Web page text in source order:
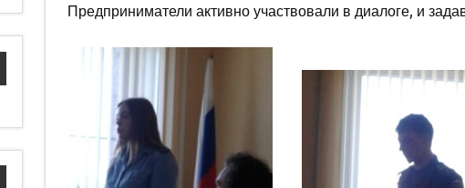
Предприниматели активно участвовали в диалоге, и